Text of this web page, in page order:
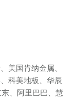
美国肯纳金属、
科美地板、华辰
、阿里巴巴、慧